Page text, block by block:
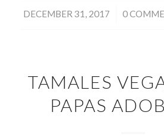
DECEMBER 31, 2017
/ 0 /
TAMALES
PAPAS